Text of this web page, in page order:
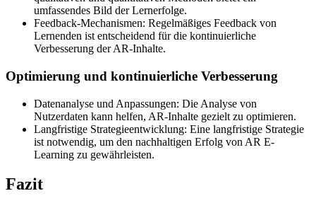
umfassendes Bild der Lernerfolge.
Feedback-Mechanismen: Regelmäßiges Feedback von
Lernenden ist entscheidend für die kontinuierliche
Verbesserung der AR-Inhalte.
Optimierung und kontinuierliche Verbesserung
Datenanalyse und Anpassungen: Die Analyse von
Nutzerdaten kann helfen, AR-Inhalte gezielt zu optimieren.
Langfristige Strategieentwicklung: Eine langfristige Strategie
ist notwendig, um den nachhaltigen Erfolg von AR E-
Learning zu gewährleisten.
Fazit